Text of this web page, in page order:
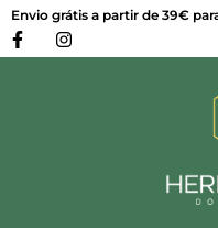
Envio grátis a partir de 39€